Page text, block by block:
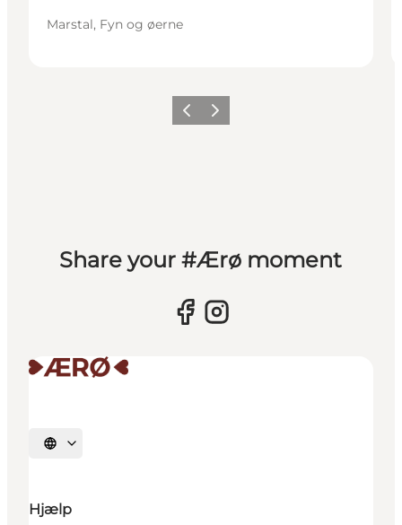
Marstal, Fyn og øerne
ForrigeNæste
Share your #Ærø moment
Vælg sprog
Hjælp